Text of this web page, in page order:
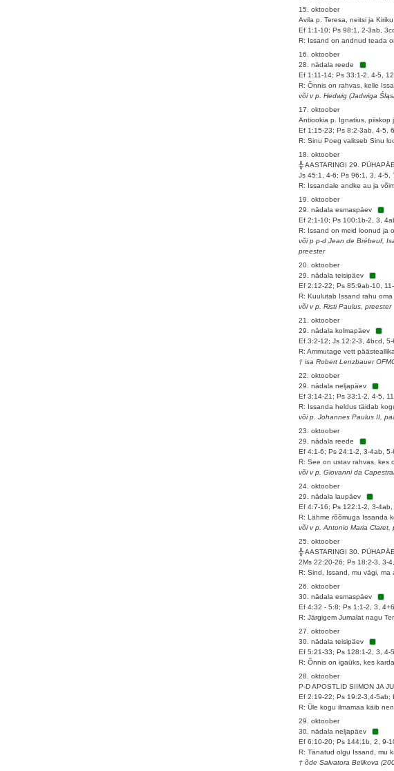
15. oktoober
Avila p. Teresa, neitsi ja
Ef 1:1-10; Ps 98:1, 2-3ab,
R: Issand on andnud teada
16. oktoober
28. nädala reede
Ef 1:11-14; Ps 33:1-2, 4-5,
R: Õnnis on rahvas, kelle
või v p. Hedwig (Jadwiga
17. oktoober
Antiookia p. Ignatius, piiskop
Ef 1:15-23; Ps 8:2-3ab, 4-5,
R: Sinu Poeg valitseb Sinu
18. oktoober
╬ AASTARINGI 29.
Js 45:1, 4-6; Ps 96:1, 3, 4-5,
R: Issandale andke au ja
19. oktoober
29. nädala esmaspäev
Ef 2:1-10; Ps 100:1b-2, 3,
R: Issand on meid loonud ja
või p p-d Jean de Brébeuf,
preester
20. oktoober
29. nädala teisipäev
Ef 2:12-22; Ps 85:9ab-10,
R: Kuulutab Issand rahu oma
või v p. Risti Paulus, preester
21. oktoober
29. nädala kolmapäev
Ef 3:2-12; Js 12:2-3, 4bcd,
R: Ammutage vett
† isa Robert Lenzbauer
22. oktoober
29. nädala neljapäev
Ef 3:14-21; Ps 33:1-2, 4-5,
R: Issanda heldus täidab
või p. Johannes Paulus II,
23. oktoober
29. nädala reede
Ef 4:1-6; Ps 24:1-2, 3-4ab,
R: See on ustav rahvas, kes
või v p. Giovanni da
24. oktoober
29. nädala laupäev
Ef 4:7-16; Ps 122:1-2, 3-
R: Lähme rõõmuga Issanda
või v p. Antonio Maria Claret,
25. oktoober
╬ AASTARINGI 30.
2Ms 22:20-26; Ps 18:2-3, 3-
R: Sind, Issand, mu vägi, ma
26. oktoober
30. nädala esmaspäev
Ef 4:32 - 5:8; Ps 1:1-2, 3,
R: Järgigem Jumalat nagu
27. oktoober
30. nädala teisipäev
Ef 5:21-33; Ps 128:1-2, 3, 4-
R: Õnnis on igaüks, kes
28. oktoober
P-D APOSTLID SIIMON JA
Ef 2:19-22; Ps 19:2-3,4-5ab;
R: Üle kogu ilmamaa käib
29. oktoober
30. nädala neljapäev
Ef 6:10-20; Ps 144:1b, 2, 9-
R: Tänatud olgu Issand, mu
† õde Salvatora Belikova